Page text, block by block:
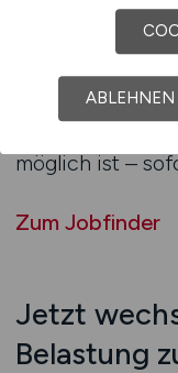
Diese
sondern auch
arbeiten
kann, findet
möglich ist –
Zum Jobfinder
Jetzt
Belastung
ABLEHNEN